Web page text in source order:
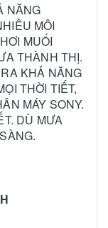
NĂNG
MÔI
MUỐI
THÀNH THỊ.
KHẢ NĂNG
THỜI TIẾT,
MÁY SONY.
DÙ MƯA